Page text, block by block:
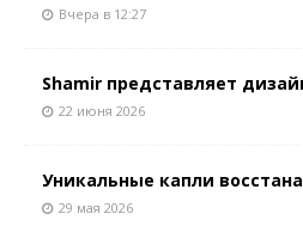
Вчера в 12:27
Shamir представляет
22 июня 2026
Уникальные капли
29 мая 2026